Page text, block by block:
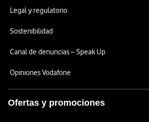
Legal y regulatorio
Sostenibilidad
Canal de denuncias – Speak Up
Opiniones Vodafone
Ofertas y promociones